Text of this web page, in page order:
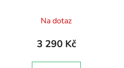
Na dotaz
3 290 Kč